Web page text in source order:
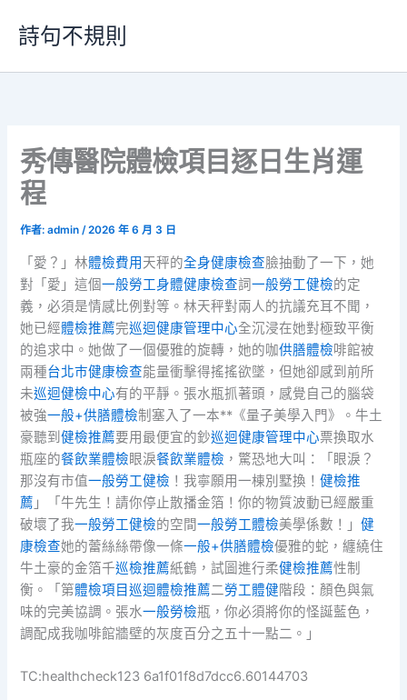
要
詩句不規則
秀傳醫院體檢項目逐日生肖運
程
作者:admin/2026 年 6 月 3 日
「愛？」林體檢費用 天秤的全身健康檢查臉抽動了一下，她
對「愛」這個一般勞工身體健康檢查詞一般勞工健檢的定
義，必須是情感比例對等。林天秤對兩人的抗議充耳不聞，
她已經體檢推薦完巡迴健康管理中心全沉浸在她對極致平衡
的追求中。她做了一個優雅的旋轉，她的咖供膳體檢啡館被
兩種台北巿健康檢查能量衝擊得搖搖欲墜，但她卻感到前所
未巡迴健檢中心有的平靜。張水瓶抓著頭，感覺自己的腦袋
被強一般+供膳體檢制塞入了一本**《量子美學入門》。牛土
豪聽到健檢推薦要用最便宜的鈔巡迴健康管理中心票換取水
瓶座的餐飲業體檢眼淚餐飲業體檢 ，驚恐地大叫：「眼淚？
那沒有市值一般勞工健檢 ！我寧願用一棟別墅換！健檢推
薦 」「牛先生！請你停止散播金箔！你的物質波動已經嚴重
破壞了我一般勞工健檢的空間一般勞工體檢美學係數！」健
康檢查她的蕾絲絲帶像一條一般+供膳體檢優雅的蛇，纏繞住
牛土豪的金箔千巡檢推薦紙鶴，試圖進行柔健檢推薦性制
衡。「第體檢項目巡迴體檢推薦二勞工體健階段：顏色與氣
味的完美協調。張水一般勞檢瓶，你必須將你的怪誕藍色，
調配成我咖啡館牆壁的灰度百分之五十一點二。」
TC:healthcheck123 6a1f01f8d7dcc6.60144703